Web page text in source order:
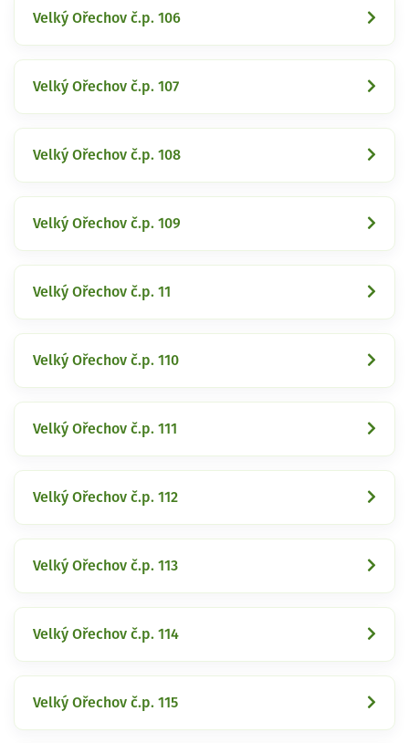
Velký Ořechov č.p. 106
Velký Ořechov č.p. 107
Velký Ořechov č.p. 108
Velký Ořechov č.p. 109
Velký Ořechov č.p. 11
Velký Ořechov č.p. 110
Velký Ořechov č.p. 111
Velký Ořechov č.p. 112
Velký Ořechov č.p. 113
Velký Ořechov č.p. 114
Velký Ořechov č.p. 115